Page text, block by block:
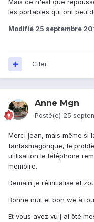
Mais ce n'est que
les portables qui ont peu
Modifié 25 septembre
Citer
Anne Mgn
Posté(e) 25
Merci jean, mais même si
fantasmagorique, le
utilisation le téléphone
memoire.
Demain je réinitialise et
Bonne nuit et bon we à
Et vous avez vu j ai ôté